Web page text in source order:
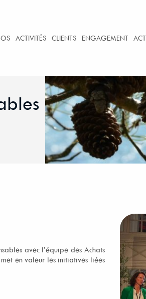
ACTIVITÉS CLIENTS ENGAGEMENT
avec l’équipe des Achats
en valeur les initiatives liées